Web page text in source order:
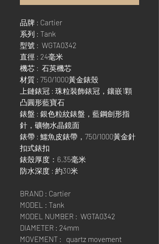
品牌 : Cartier
系列 : Tank
型號 : WGTA0342
直徑 : 24毫米
機芯 : 石英機芯
材質 : 750/1000黃金錶殼
上鏈錶冠 : 珠粒裝飾錶冠，鑲嵌1顆
凸圓形藍寶石
錶盤 : 銀色粒紋錶盤，藍鋼劍形指
針，礦物水晶鏡面
錶帶 : 鱷魚皮錶帶，750/1000黃金針
扣式錶扣
錶殼厚度：6.35毫米
防水深度 : 約30米
BRAND : Cartier
MODEL : Tank
MODEL NUMBER : WGTA0342
DIAMETER : 24mm
MOVEMENT : quartz movement